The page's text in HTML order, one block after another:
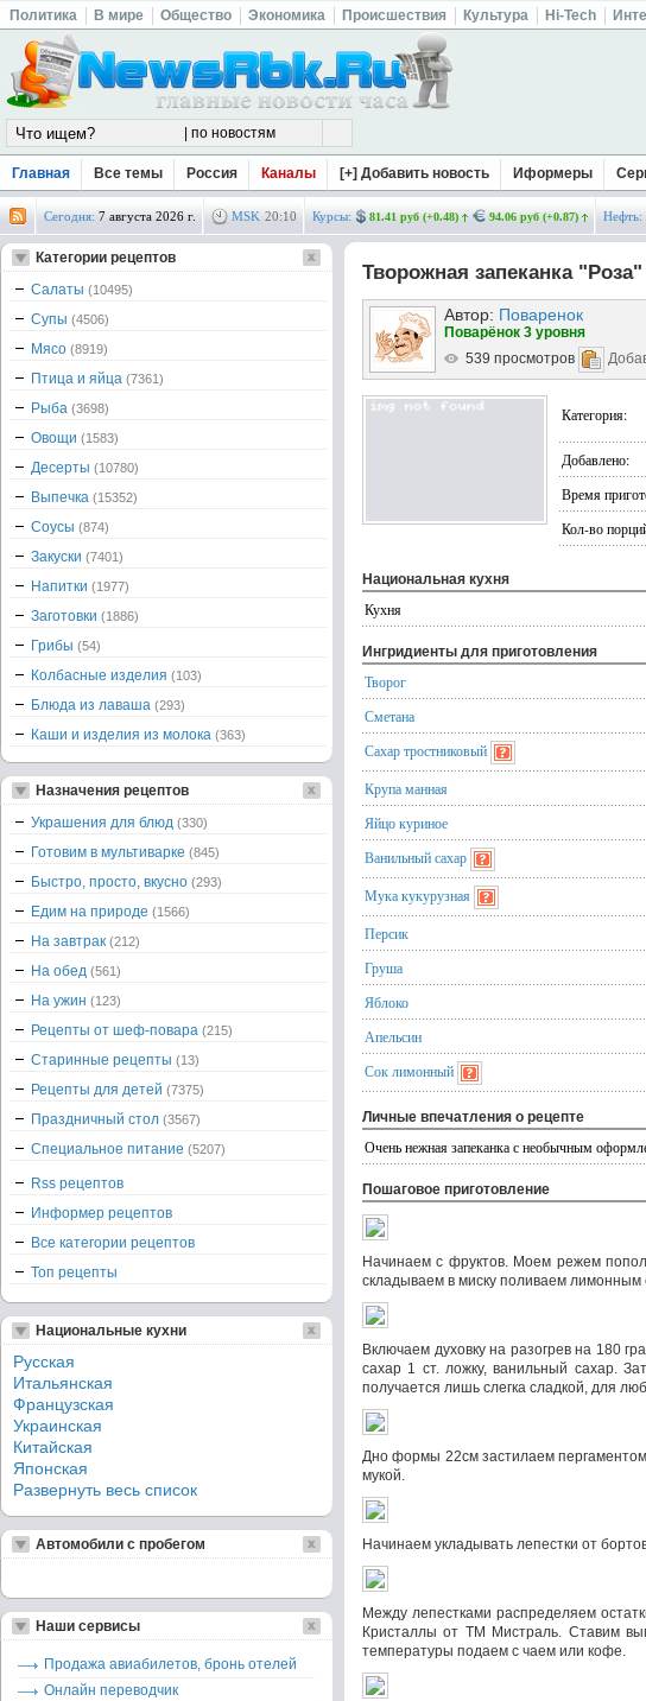
Политика В мире Общество Экономика Происшествия Культура Hi-Tech
Главная Все темы Россия Каналы [+] Добавить новость Иформеры
Сегодня: 7 августа 2026 г. MSK 20:10 Курсы: 81.41 руб (+0.48) 94.06 руб (+0.87) Нефть:
Творожная запеканка "Роза"
Автор: Поваренок
Поварёнок 3 уровня
539 просмотров
Категория:
Добавлено:
Время
Кол-во
Национальная кухня
Кухня
Ингридиенты для приготовления
Творог
Сметана
Сахар тростниковый
Крупа манная
Яйцо куриное
Ванильный сахар
Мука кукурузная
Персик
Груша
Яблоко
Апельсин
Сок лимонный
Личные впечатления о рецепте
Очень нежная запеканка с необычным
Пошаговое приготовление
Начинаем с фруктов. Моем режем
складываем в миску поливаем
Включаем духовку на разогрев на 180
сахар 1 ст. ложку, ванильный сахар.
получается лишь слегка сладкой, для
Дно формы 22см застилаем
мукой.
Начинаем укладывать лепестки от
Между лепестками распределяем
Кристаллы от ТМ Мистраль. Ставим
температуры подаем с чаем или кофе.
Категории рецептов
Салаты (10495)
Супы (4506)
Мясо (8919)
Птица и яйца (7361)
Рыба (3698)
Овощи (1583)
Десерты (10780)
Выпечка (15352)
Соусы (874)
Закуски (7401)
Напитки (1977)
Заготовки (1886)
Грибы (54)
Колбасные изделия (103)
Блюда из лаваша (293)
Каши и изделия из молока (363)
Назначения рецептов
Украшения для блюд (330)
Готовим в мультиварке (845)
Быстро, просто, вкусно (293)
Едим на природе (1566)
На завтрак (212)
На обед (561)
На ужин (123)
Рецепты от шеф-повара (215)
Старинные рецепты (13)
Рецепты для детей (7375)
Праздничный стол (3567)
Специальное питание (5207)
Rss рецептов
Информер рецептов
Все категории рецептов
Топ рецепты
Национальные кухни
Русская
Итальянская
Французская
Украинская
Китайская
Японская
Развернуть весь список
Автомобили с пробегом
Наши сервисы
Продажа авиабилетов, бронь отелей
Онлайн переводчик